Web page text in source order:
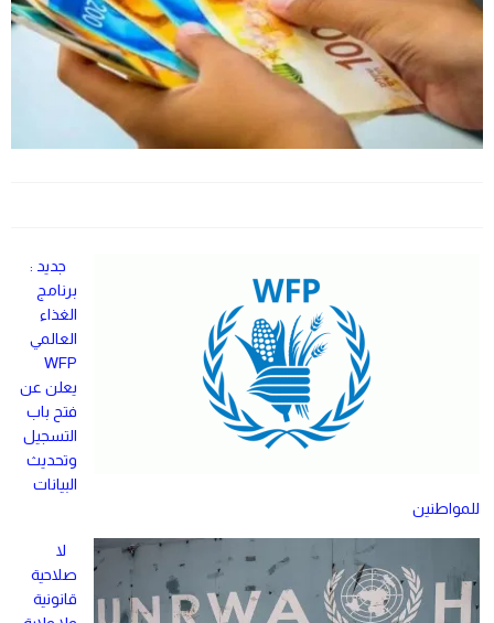
جديد :
برنامج
الغذاء
العالمي
WFP
يعلن عن
فتح باب
التسجيل
وتحديث
البيانات
للمواطنين
لا
صلاحية
قانونية